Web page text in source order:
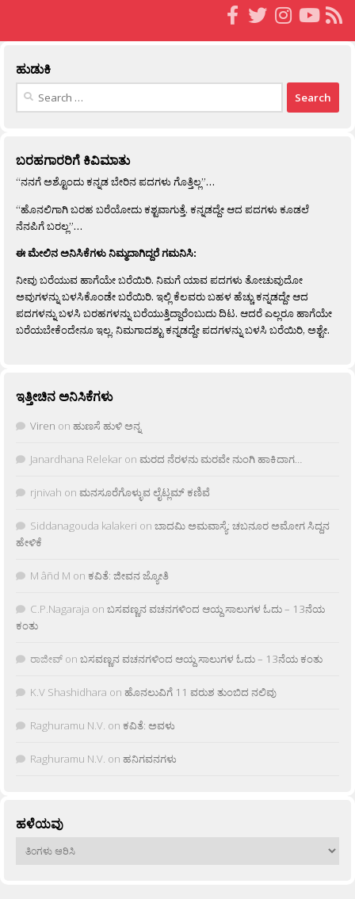
ಹುಡುಕಿ
Search
ಬರಹಗಾರರಿಗೆ ಕಿವಿಮಾತು
“ನನಗೆ ಅಶ್ಟೊಂದು ಕನ್ನಡ ಬೇರಿನ ಪದಗಳು ಗೊತ್ತಿಲ್ಲ”…
“ಹೊನಲಿಗಾಗಿ ಬರಹ ಬರೆಯೋದು ಕಶ್ಟವಾಗುತ್ತೆ. ಕನ್ನಡದ್ದೇ ಆದ ಪದಗಳು ಕೂಡಲೆ
ನೆನಪಿಗೆ ಬರಲ್ಲ”…
ಈ ಮೇಲಿನ ಅನಿಸಿಕೆಗಳು ನಿಮ್ಮದಾಗಿದ್ದರೆ ಗಮನಿಸಿ:
ನೀವು ಬರೆಯುವ ಹಾಗೆಯೇ ಬರೆಯಿರಿ. ನಿಮಗೆ ಯಾವ ಪದಗಳು ತೋಚುವುದೋ
ಅವುಗಳನ್ನು ಬಳಸಿಕೊಂಡೇ ಬರೆಯಿರಿ. ಇಲ್ಲಿ ಕೆಲವರು ಬಹಳ ಹೆಚ್ಚು ಕನ್ನಡದ್ದೇ ಆದ
ಪದಗಳನ್ನು ಬಳಸಿ ಬರಹಗಳನ್ನು ಬರೆಯುತ್ತಿದ್ದಾರೆಂಬುದು ದಿಟ. ಆದರೆ ಎಲ್ಲರೂ ಹಾಗೆಯೇ
ಬರೆಯಬೇಕೆಂದೇನೂ ಇಲ್ಲ. ನಿಮಗಾದಶ್ಟು ಕನ್ನಡದ್ದೇ ಪದಗಳನ್ನು ಬಳಸಿ ಬರೆಯಿರಿ, ಅಶ್ಟೇ.
ಇತ್ತೀಚಿನ ಅನಿಸಿಕೆಗಳು
Viren on ಹುಣಸೆ ಹುಳಿ ಅನ್ನ
Janardhana Relekar on ಮರದ ನೆರಳನು ಮರವೇ ನುಂಗಿ ಹಾಕಿದಾಗ…
rjnivah on ಮನಸೂರೆಗೊಳ್ಳುವ ಲೈಟ್ಲಮ್ ಕಣಿವೆ
Siddanagouda kalakeri on ಬಾದಮಿ ಅಮವಾಸ್ಯೆ: ಚಬನೂರ ಅಮೋಗ ಸಿದ್ದನ
ಹೇಳಿಕೆ
M âñd M on ಕವಿತೆ: ಜೀವನ ಜ್ಯೋತಿ
C.P.Nagaraja on ಬಸವಣ್ಣನ ವಚನಗಳಿಂದ ಆಯ್ದ ಸಾಲುಗಳ ಓದು – 13ನೆಯ
ಕಂತು
ರಾಜೀವ್ on ಬಸವಣ್ಣನ ವಚನಗಳಿಂದ ಆಯ್ದ ಸಾಲುಗಳ ಓದು – 13ನೆಯ ಕಂತು
K.V Shashidhara on ಹೊನಲುವಿಗೆ 11 ವರುಶ ತುಂಬಿದ ನಲಿವು
Raghuramu N.V. on ಕವಿತೆ: ಅವಳು
Raghuramu N.V. on ಹನಿಗವನಗಳು
ಹಳೆಯವು
ಹಳೆಯವು